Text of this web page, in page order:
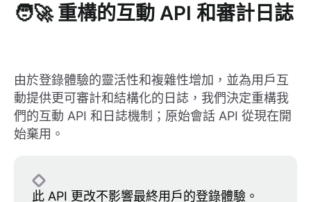
🧑‍🚀 重構的互動 API 和審計日誌
由於登錄體驗的靈活性和複雜性增加，並為用戶互
動提供更可審計和結構化的日誌，我們決定重構我
們的互動 API 和日誌機制；原始會話 API 從現在開
始棄用。
此 API 更改不影響最終用戶的登錄體驗。